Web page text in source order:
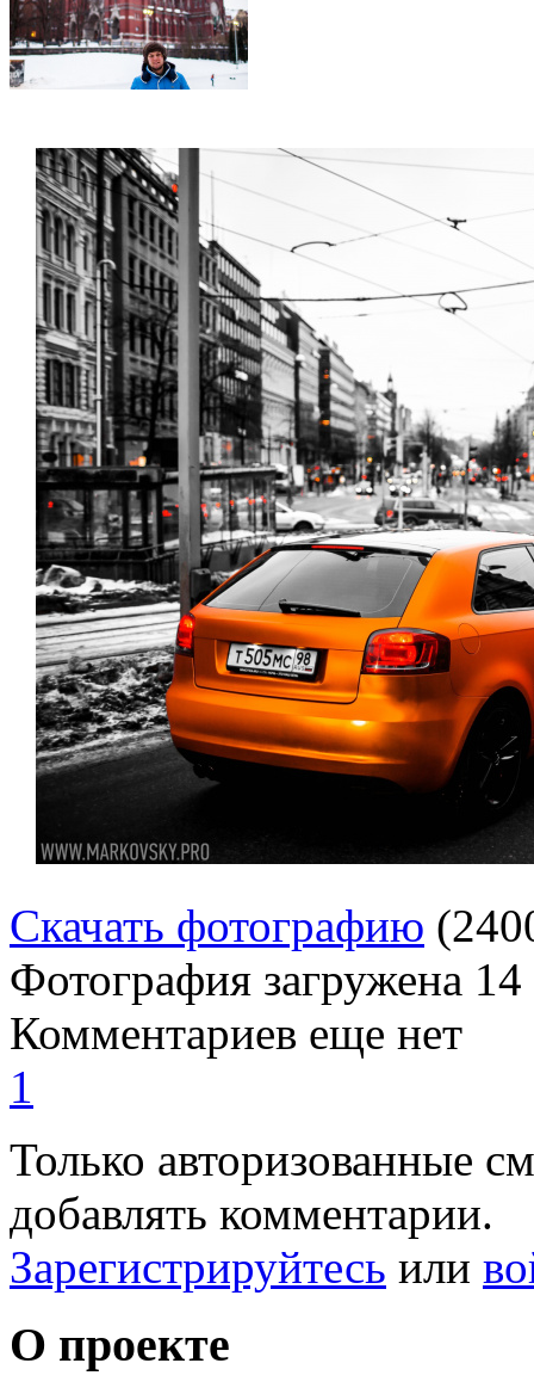
Скачать фотографию
Фотография загружена
Комментариев еще нет
1
Только авторизованные
добавлять комментарии.
Зарегистрируйтесь или
О проекте